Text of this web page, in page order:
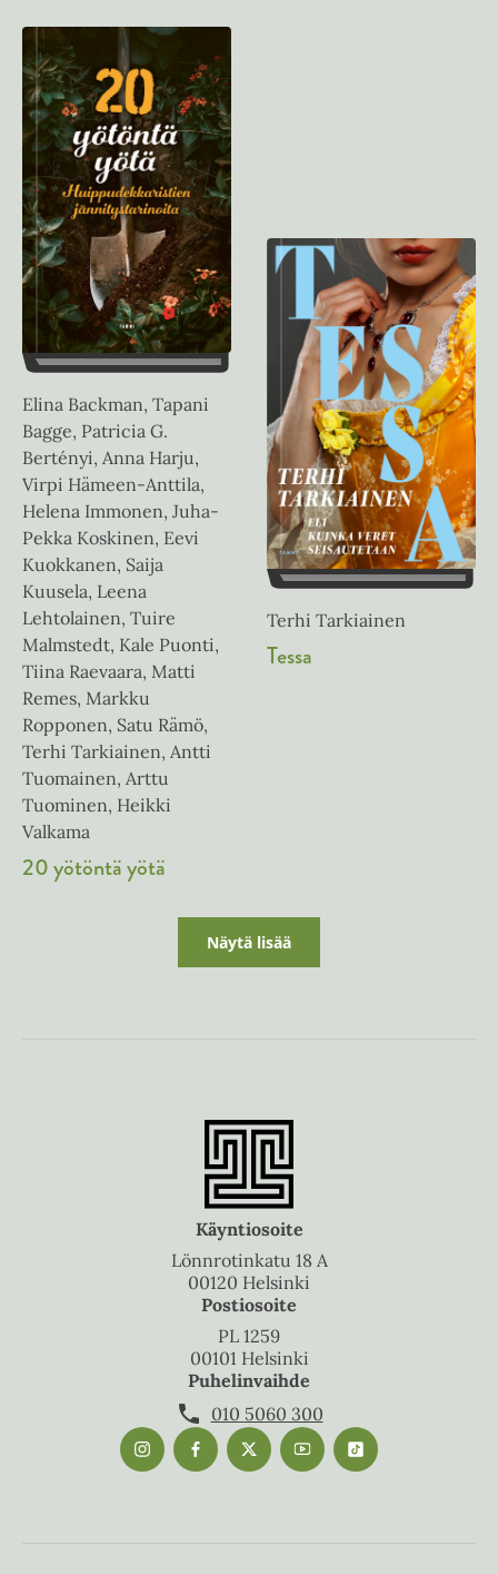
Elina Backman, Tapani
Bagge, Patricia G.
Bertényi, Anna Harju,
Virpi Hämeen-Anttila,
Helena Immonen, Juha-
Pekka Koskinen, Eevi
Kuokkanen, Saija
Kuusela, Leena
Lehtolainen, Tuire
Malmstedt, Kale Puonti,
Tiina Raevaara, Matti
Remes, Markku
Ropponen, Satu Rämö,
Terhi Tarkiainen, Antti
Tuomainen, Arttu
Tuominen, Heikki
Valkama
20 yötöntä yötä
Terhi Tarkiainen
Tessa
Näytä lisää
Käyntiosoite
Lönnrotinkatu 18 A
00120 Helsinki
Postiosoite
PL 1259
00101 Helsinki
Puhelinvaihde
010 5060 300